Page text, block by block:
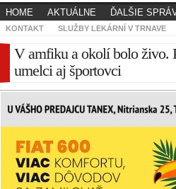
HOME AKTUÁLNE ĎALŠIE
KONTAKT SLUŽBY LEKÁRNÍ V TRNAVE
V amfiku a okolí bolo živo.
umelci aj športovci
Takmer čokoľvek si predstavíte pod
vidieť a zažiť počas soboty 18. júna v
blízkom okolí.
Mesto Trnava v úzkej spolupráci s
subjektami usporiadalo prvý ročník
pri amfiteátri obsadili jazdci na BMX,